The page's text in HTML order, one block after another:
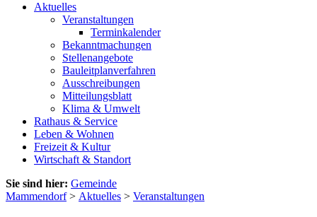
Aktuelles
Veranstaltungen
Terminkalender
Bekanntmachungen
Stellenangebote
Bauleitplanverfahren
Ausschreibungen
Mitteilungsblatt
Klima & Umwelt
Rathaus & Service
Leben & Wohnen
Freizeit & Kultur
Wirtschaft & Standort
Sie sind hier: Gemeinde
Mammendorf> Aktuelles > Veranstaltungen